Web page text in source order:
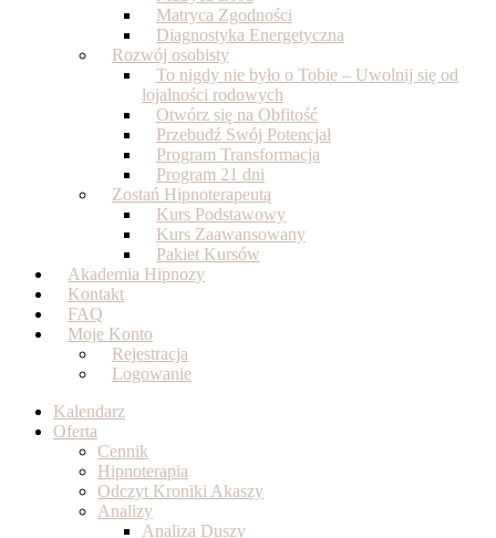
Matryca Zgodności
Diagnostyka Energetyczna
Rozwój osobisty
To nigdy nie było o Tobie – Uwolnij się od
lojalności rodowych
Otwórz się na Obfitość
Przebudź Swój Potencjał
Program Transformacja
Program 21 dni
Zostań Hipnoterapeutą
Kurs Podstawowy
Kurs Zaawansowany
Pakiet Kursów
Akademia Hipnozy
Kontakt
FAQ
Moje Konto
Rejestracja
Logowanie
Kalendarz
Oferta
Cennik
Hipnoterapia
Odczyt Kroniki Akaszy
Analizy
Analiza Duszy